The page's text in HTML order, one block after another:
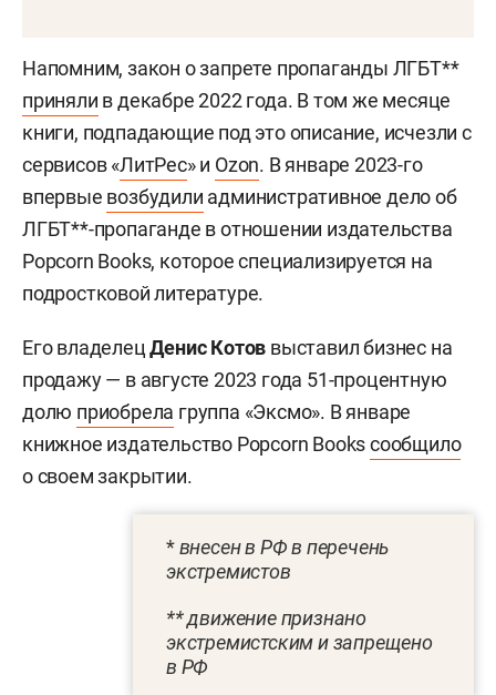
Напомним, закон о запрете пропаганды ЛГБТ**
приняли в декабре 2022 года. В том же месяце
книги, подпадающие под это описание, исчезли с
сервисов «ЛитРес» и Ozon. В январе 2023-го
впервые возбудили административное дело об
ЛГБТ**-пропаганде в отношении издательства
Popcorn Books, которое специализируется на
подростковой литературе.
Его владелецДенис Котов выставил бизнес на
продажу — в августе 2023 года 51-процентную
долю приобрела группа «Эксмо». В январе
книжное издательство Popcorn Booksсообщило
о своем закрытии.
*внесен в РФ в перечень
экстремистов
** движение признано
экстремистским и запрещено
в РФ